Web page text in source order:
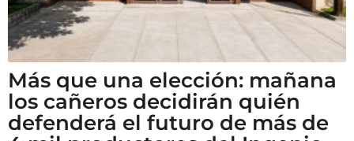
Más que una elección: mañana
los cañeros decidirán quién
defenderá el futuro de más de